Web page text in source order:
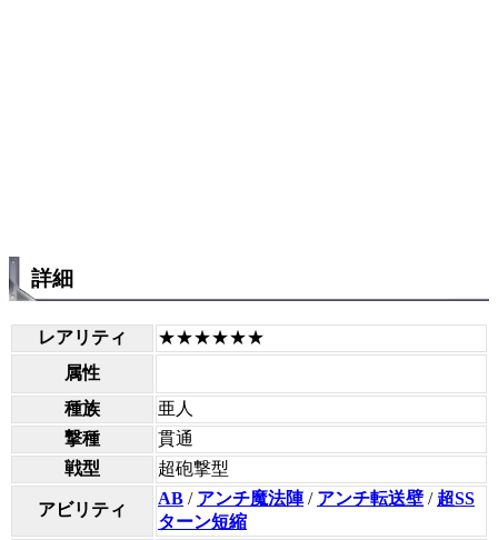
詳細
レアリティ
★★★★★★
属性
種族
亜人
撃種
貫通
戦型
超砲撃型
アビリティ
AB / アンチ魔法陣/ アンチ転送壁 / 超SS
ターン短縮